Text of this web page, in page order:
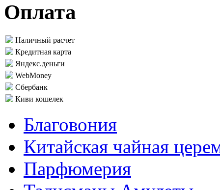
Оплата
Наличный расчет
Кредитная карта
Яндекс.деньги
WebMoney
Сбербанк
Киви кошелек
Благовония
Китайская чайная
Парфюмерия